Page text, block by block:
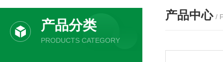
产品分类
PRODUCTS CATEGORY
产品中心 /